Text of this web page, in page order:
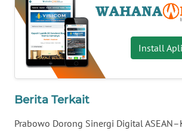
Install
Berita Terkait
Prabowo Dorong Sinergi Digital
WN
BABEL
WN
SUMBAR
WN
SUMSEL